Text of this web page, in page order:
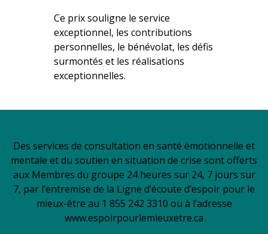
Ce prix souligne le service
exceptionnel, les contributions
personnelles, le bénévolat, les défis
surmontés et les réalisations
exceptionnelles.
Des services de consultation en santé émotionnelle et
mentale et du soutien en situation de crise sont offerts
aux Membres du groupe 24 heures sur 24, 7 jours sur
7, par l’entremise de la Ligne d’écoute d’espoir pour le
mieux-être au 1 855 242 3310 ou à l’adresse
www.espoirpourlemieuxetre.ca